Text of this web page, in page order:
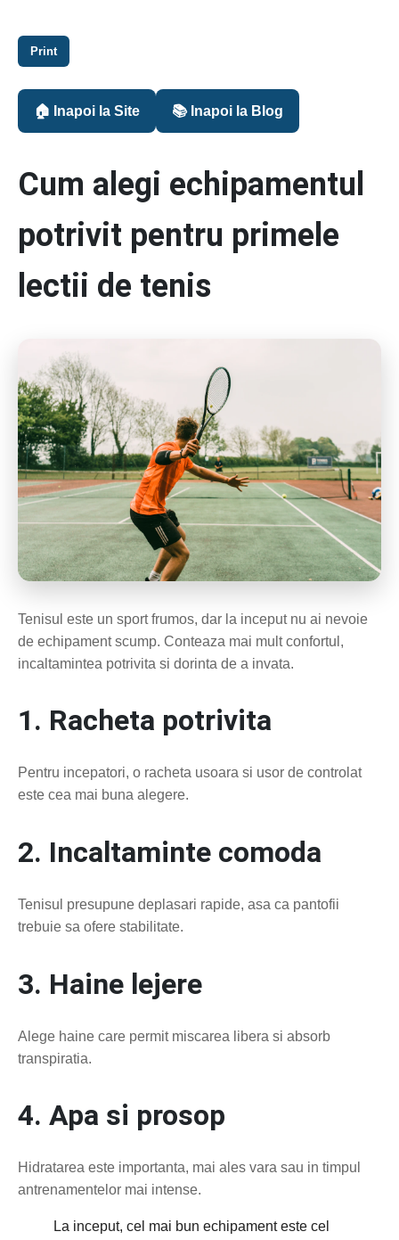
Print
🏠 Inapoi la Site 📚 Inapoi la Blog
Cum alegi echipamentul
potrivit pentru primele
lectii de tenis
Tenisul este un sport frumos, dar la inceput nu ai nevoie
de echipament scump. Conteaza mai mult confortul,
incaltamintea potrivita si dorinta de a invata.
1. Racheta potrivita
Pentru incepatori, o racheta usoara si usor de controlat
este cea mai buna alegere.
2. Incaltaminte comoda
Tenisul presupune deplasari rapide, asa ca pantofii
trebuie sa ofere stabilitate.
3. Haine lejere
Alege haine care permit miscarea libera si absorb
transpiratia.
4. Apa si prosop
Hidratarea este importanta, mai ales vara sau in timpul
antrenamentelor mai intense.
La inceput, cel mai bun echipament este cel